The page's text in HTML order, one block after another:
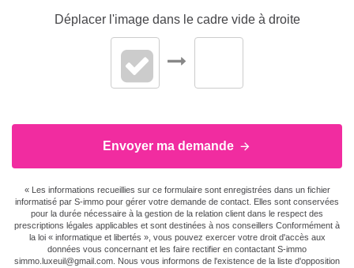
Déplacer l'image dans le cadre vide à droite
Envoyer ma demande
« Les informations recueillies sur ce formulaire sont enregistrées dans un fichier
informatisé par S-immo pour gérer votre demande de contact. Elles sont conservées
pour la durée nécessaire à la gestion de la relation client dans le respect des
prescriptions légales applicables et sont destinées à nos conseillers Conformément à
la loi « informatique et libertés », vous pouvez exercer votre droit d'accès aux
données vous concernant et les faire rectifier en contactant S-immo
simmo.luxeuil@gmail.com. Nous vous informons de l'existence de la liste d'opposition